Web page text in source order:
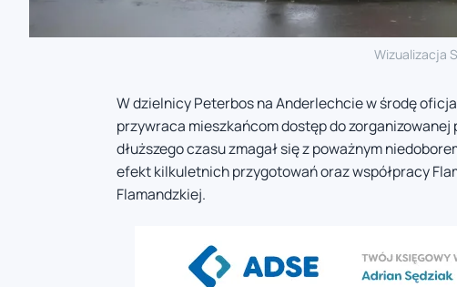
Wizualizacja
W dzielnicy Peterbos na Anderlechcie w środę
przywraca mieszkańcom dostęp do
dłuższego czasu zmagał się z poważnym
efekt kilkuletnich przygotowań oraz współpracy
Flamandzkiej.